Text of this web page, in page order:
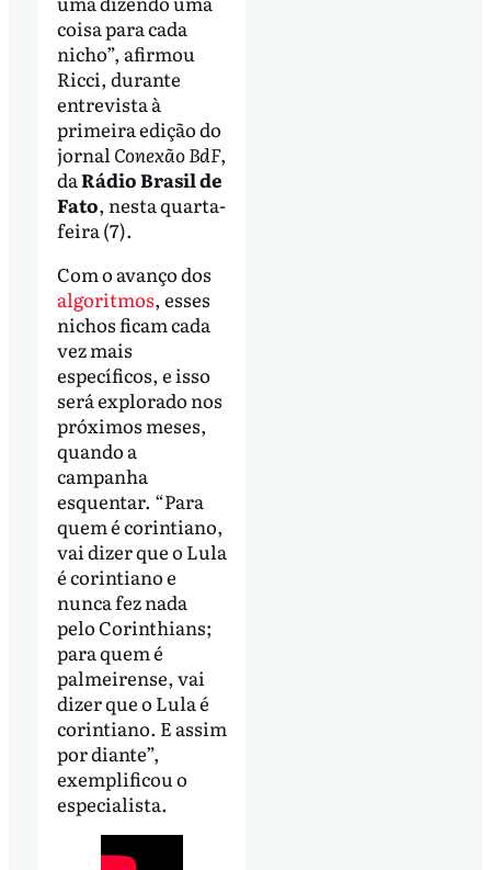
coisa para cada
nicho”, afirmou
Ricci, durante
entrevista à
primeira edição do
jornal Conexão BdF,
daRádio Brasil de
Fato, nesta quarta-
feira (7).
Com o avanço dos
algoritmos, esses
nichos ficam cada
vez mais
específicos, e isso
será explorado nos
próximos meses,
quando a
campanha
esquentar. “Para
quem é corintiano,
vai dizer que o Lula
é corintiano e
nunca fez nada
pelo Corinthians;
para quem é
palmeirense, vai
dizer que o Lula é
corintiano. E assim
por diante”,
exemplificou o
especialista.